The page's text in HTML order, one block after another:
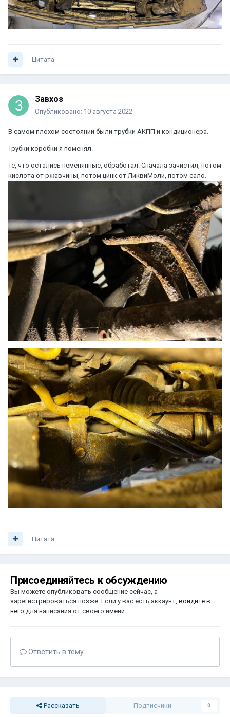
Цитата
Завхоз
Опубликовано: 10 августа 2022
В самом плохом состоянии были трубки АКПП и кондиционера.
Трубки коробки я поменял.
Те, что остались неменянные, обработал. Сначала зачистил, потом
кислота от ржавчины, потом цинк от ЛиквиМоли, потом сало.
Цитата
Присоединяйтесь к обсуждению
Вы можете опубликовать сообщение сейчас, а
зарегистрироваться позже. Если у вас есть аккаунт, войдите в
него для написания от своего имени.
Ответить в тему...
Рассказать Подписчики 0